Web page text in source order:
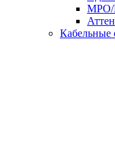
Кабельные